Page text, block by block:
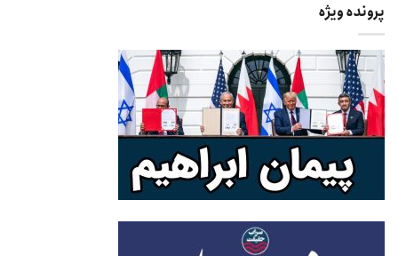
پرونده ویژه